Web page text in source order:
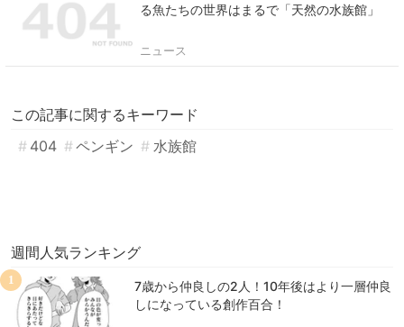
る魚たちの世界はまるで「天然の水族館」
ニュース
この記事に関するキーワード
404
ペンギン 水族館
週間人気ランキング
7歳から仲良しの2人！10年後はより一層仲良
しになっている創作百合！
1